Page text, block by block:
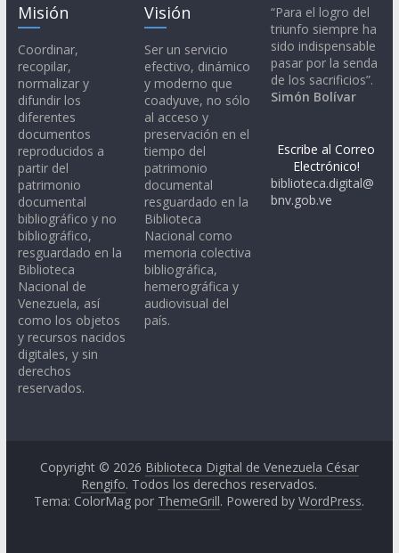
Misión
Coordinar,
recopilar,
normalizar y
difundir los
diferentes
documentos
reproducidos a
partir del
patrimonio
documental
bibliográfico y no
bibliográfico,
resguardado en la
Biblioteca
Nacional de
Venezuela, así
como los objetos
y recursos nacidos
digitales, y sin
derechos
reservados.
Visión
Ser un servicio
efectivo, dinámico
y moderno que
coadyuve, no sólo
al acceso y
preservación en el
tiempo del
patrimonio
documental
resguardado en la
Biblioteca
Nacional como
memoria colectiva
bibliográfica,
hemerográfica y
audiovisual del
país.
“Para el logro del
triunfo siempre ha
sido indispensable
pasar por la senda
de los sacrificios”.
Simón Bolívar
Escribe al Correo
Electrónico!
biblioteca.digital@
bnv.gob.ve
Copyright © 2026 Biblioteca Digital de Venezuela César
Rengifo. Todos los derechos reservados.
Tema: ColorMag por ThemeGrill. Powered byWordPress.